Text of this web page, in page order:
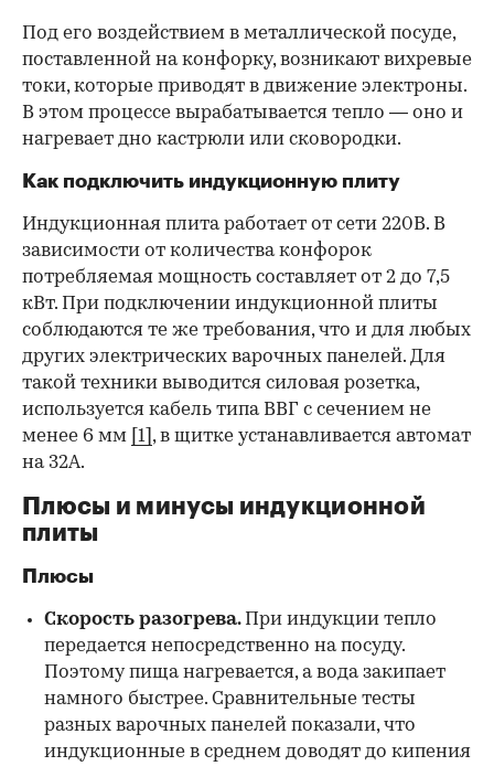
Под его воздействием в металлической посуде,
поставленной на конфорку, возникают вихревые
токи, которые приводят в движение электроны.
В этом процессе вырабатывается тепло — оно и
нагревает дно кастрюли или сковородки.
Как подключить индукционную плиту
Индукционная плита работает от сети 220В. В
зависимости от количества конфорок
потребляемая мощность составляет от 2 до 7,5
кВт. При подключении индукционной плиты
соблюдаются те же требования, что и для любых
других электрических варочных панелей. Для
такой техники выводится силовая розетка,
используется кабель типа ВВГ с сечением не
менее 6 мм [1] , в щитке устанавливается автомат
на 32А.
Плюсы и минусы индукционной
плиты
Плюсы
Скорость разогрева. При индукции тепло
передается непосредственно на посуду.
Поэтому пища нагревается, а вода закипает
намного быстрее. Сравнительные тесты
разных варочных панелей показали, что
индукционные в среднем доводят до кипения